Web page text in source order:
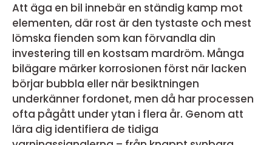
Att äga en bil innebär en ständig kamp mot
elementen, där rost är den tystaste och mest
lömska fienden som kan förvandla din
investering till en kostsam mardröm. Många
bilägare märker korrosionen först när lacken
börjar bubbla eller när besiktningen
underkänner fordonet, men då har processen
ofta pågått under ytan i flera år. Genom att
lära dig identifiera de tidiga